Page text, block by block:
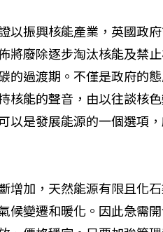
以振興核能產業，英國政
將廢除逐步淘汰核能及禁
的過渡期。不僅是政府的
核能的聲音，由以往談核
以是發展能源的一個選項
增加，天然能源有限且化
候變遷和暖化。因此急需